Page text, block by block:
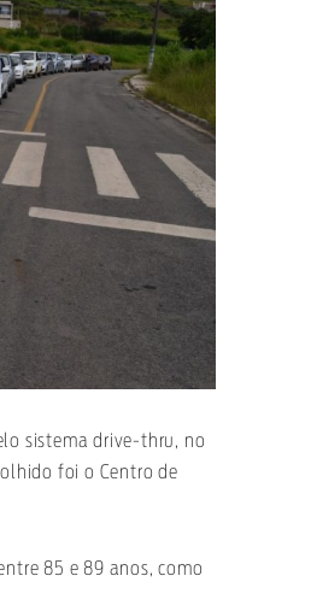
sistema drive-thru, no
foi o Centro de
85 e 89 anos, como